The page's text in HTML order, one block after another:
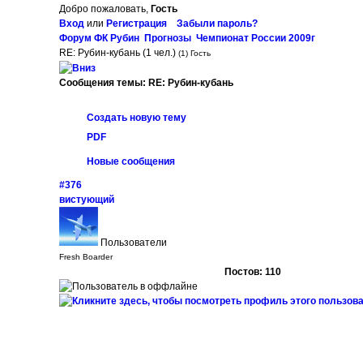
Добро пожаловать, Гость
Вход или Регистрация
Забыли пароль?
Форум ФК Рубин Прогнозы Чемпионат России 2009г
RE: Рубин-кубань (1 чел.) (1) Гость
Сообщения темы: RE: Рубин-кубань
Создать новую тему
PDF
Новые сообщения
#376
вистующий
Пользователи
Fresh Boarder
Постов: 110